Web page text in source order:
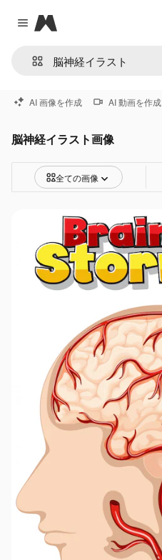
Close menu
Magnific
AI 画像を作成 AI 動画を作成
脳神経イラスト画像
全ての画像